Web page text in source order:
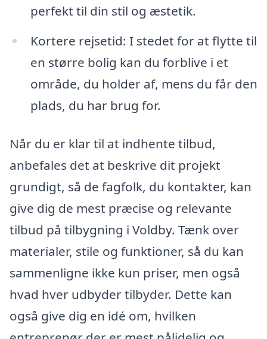
perfekt til din stil og æstetik.
Kortere rejsetid: I stedet for at flytte til
en større bolig kan du forblive i et
område, du holder af, mens du får den
plads, du har brug for.
Når du er klar til at indhente tilbud,
anbefales det at beskrive dit projekt
grundigt, så de fagfolk, du kontakter, kan
give dig de mest præcise og relevante
tilbud på tilbygning i Voldby. Tænk over
materialer, stile og funktioner, så du kan
sammenligne ikke kun priser, men også
hvad hver udbyder tilbyder. Dette kan
også give dig en idé om, hvilken